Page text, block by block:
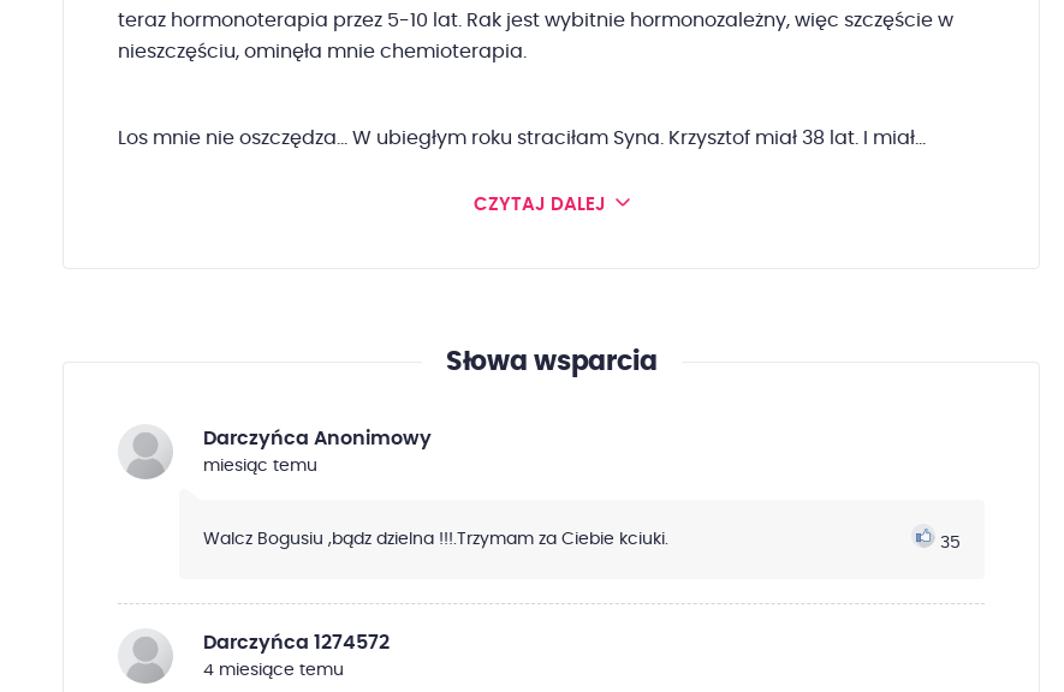
teraz hormonoterapia przez 5-10 lat. Rak jest wybitnie hormonozależny, więc szczęście w
nieszczęściu, ominęła mnie chemioterapia.
Los mnie nie oszczędza... W ubiegłym roku straciłam Syna. Krzysztof miał 38 lat. I miał...
CZYTAJ DALEJ
Słowa wsparcia
Darczyńca Anonimowy
miesiąc temu
Walcz Bogusiu ,bądz dzielna !!!.Trzymam za Ciebie kciuki. 35
Darczyńca 1274572
4 miesiące temu